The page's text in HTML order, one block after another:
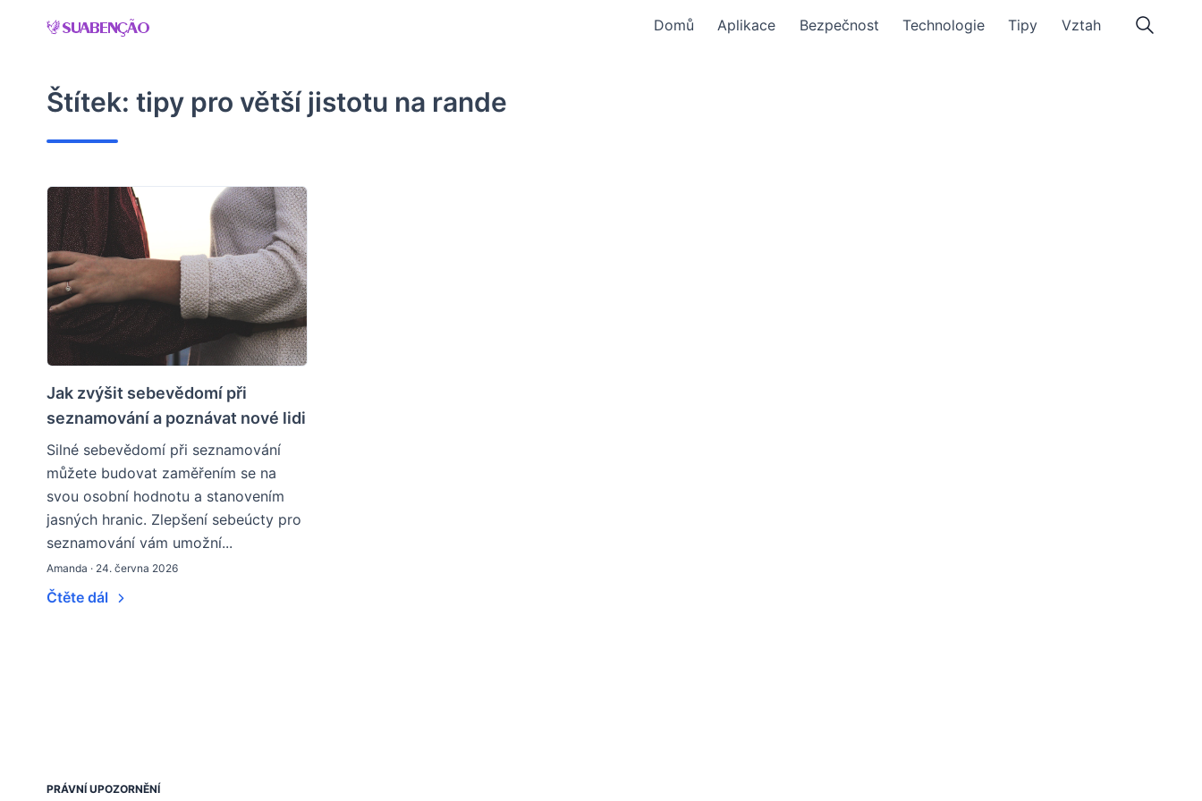
Domů Aplikace Bezpečnost Technologie Tipy Vztah
Štítek: tipy pro větší jistotu na rande
Jak zvýšit sebevědomí při
seznamování a poznávat nové lidi
Silné sebevědomí při seznamování
můžete budovat zaměřením se na
svou osobní hodnotu a stanovením
jasných hranic. Zlepšení sebeúcty pro
seznamování vám umožní...
Amanda · 24. června 2026
Čtěte dál
PRÁVNÍ UPOZORNĚNÍ